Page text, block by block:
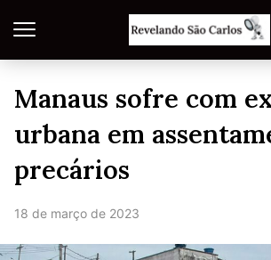
Manaus sofre com
urbana em
precários
18 de março de 2023